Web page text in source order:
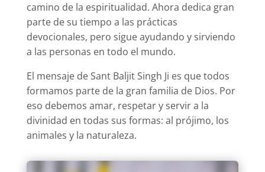
camino de la espiritualidad. Ahora dedica gran
parte de su tiempo a las prácticas
devocionales, pero sigue ayudando y sirviendo
a las personas en todo el mundo.
El mensaje de Sant Baljit Singh Ji es que todos
formamos parte de la gran familia de Dios. Por
eso debemos amar, respetar y servir a la
divinidad en todas sus formas: al prójimo, los
animales y la naturaleza.